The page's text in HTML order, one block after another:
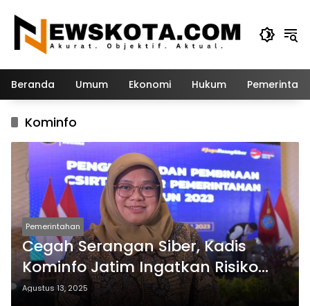
konten
Beranda Umum Ekonomi Hukum
Kominfo
Pemerintahan
Cegah Serangan Siber, Kadis
Kominfo Jatim Ingatkan Risiko
Malware dari Aplikasi Bajakan
Agustus 13, 2025